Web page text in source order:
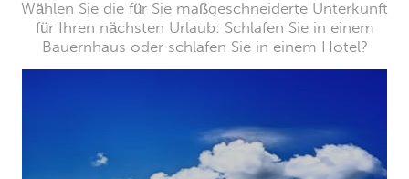
Wählen Sie die für Sie maßgeschneiderte Unterkunft
für Ihren nächsten Urlaub: Schlafen Sie in einem
Bauernhaus oder schlafen Sie in einem Hotel?